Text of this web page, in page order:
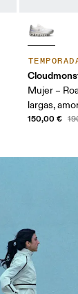
Mujer –
largas,
150,00 €